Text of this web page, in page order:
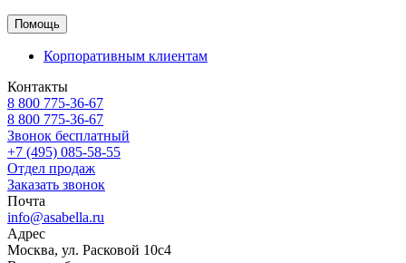
Помощь
Корпоративным клиентам
Контакты
8 800 775-36-67
8 800 775-36-67
Звонок бесплатный
+7 (495) 085-58-55
Отдел продаж
Заказать звонок
Почта
info@asabella.ru
Адрес
Москва, ул. Расковой 10с4